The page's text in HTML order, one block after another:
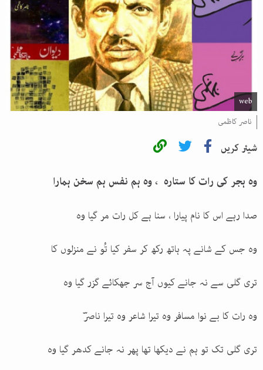
web
ناصر کاظمی
شیئر کریں
وہ ہجر کی رات کا ستارہ ، وہ ہم نفس ہم سخن ہمارا
صدا رہے اس کا نام پیارا ، سنا ہے کل رات مر گیا وہ
وہ جس کے شانے پہ ہاتھ رکھ کر سفر کیا تُو نے منزلوں کا
تری گلی سے نہ جانے کیوں آج سر جھکائے گزر گیا وہ
وہ رات کا بے نوا مسافر وہ تیرا شاعر وہ تیرا ناصرؔ
تری گلی تک تو ہم نے دیکھا تھا پھر نہ جانے کدھر گیا وہ